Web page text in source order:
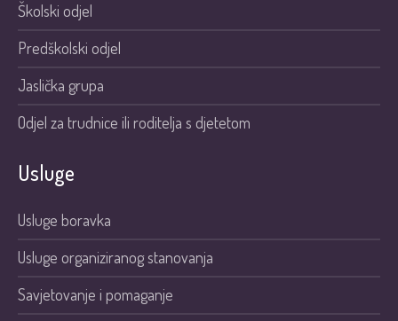
Školski odjel
Predškolski odjel
Jaslička grupa
Odjel za trudnice ili roditelja s djetetom
Usluge
Usluge boravka
Usluge organiziranog stanovanja
Savjetovanje i pomaganje